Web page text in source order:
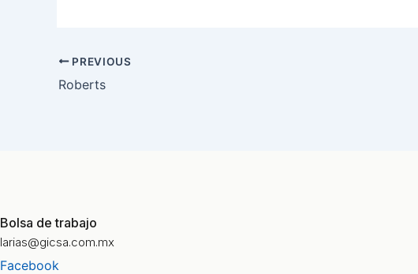
PREVIOUS
Roberts
Bolsa de trabajo
larias@gicsa.com.mx
Facebook